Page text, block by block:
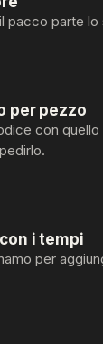
pacco parte
per pezzo
con quello
i tempi
per